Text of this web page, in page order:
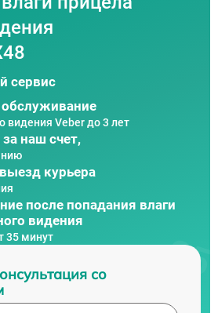
сервис
обслуживание
видения Veber до 3 лет
наш счет,
курьера
после попадания влаги
видения
35 минут
со